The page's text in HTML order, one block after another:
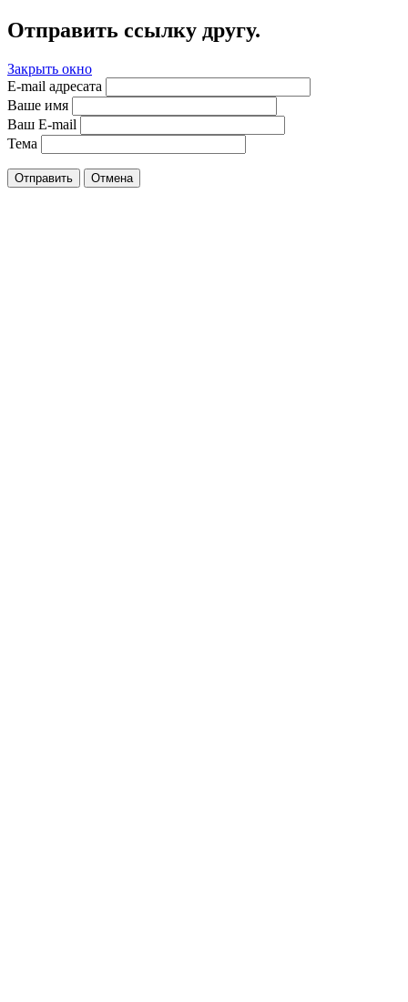
Отправить ссылку другу.
Закрыть окно
E-mail адресата
Ваше имя
Ваш E-mail
Тема
Отправить Отмена